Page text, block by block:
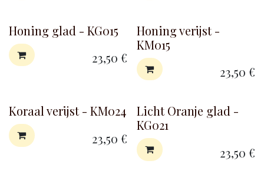
Honing glad - KG015
23,50 €
Honing verijst -
KM015
23,50 €
Koraal verijst - KM024
23,50 €
Licht Oranje glad -
KG021
23,50 €